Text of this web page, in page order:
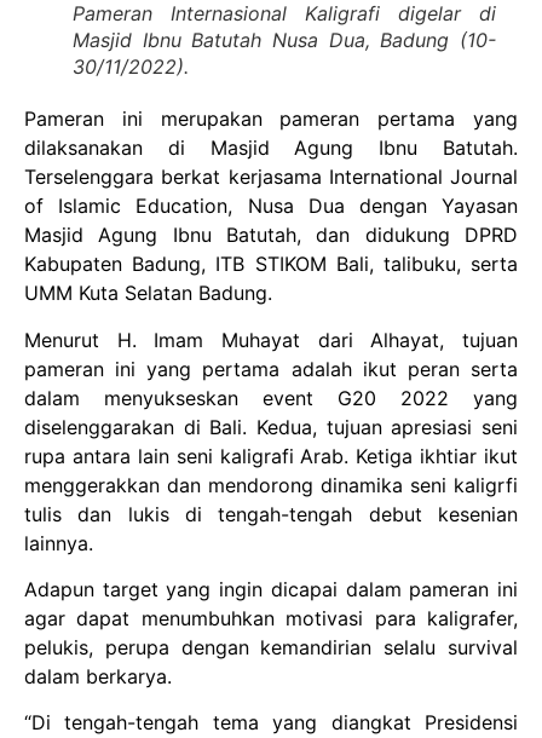
Pameran Internasional Kaligrafi digelar di
Masjid Ibnu Batutah Nusa Dua, Badung (10-
30/11/2022).
Pameran ini merupakan pameran pertama yang
dilaksanakan di Masjid Agung Ibnu Batutah.
Terselenggara berkat kerjasama International Journal
of Islamic Education, Nusa Dua dengan Yayasan
Masjid Agung Ibnu Batutah, dan didukung DPRD
Kabupaten Badung, ITB STIKOM Bali, talibuku, serta
UMM Kuta Selatan Badung.
Menurut H. Imam Muhayat dari Alhayat, tujuan
pameran ini yang pertama adalah ikut peran serta
dalam menyukseskan event G20 2022 yang
diselenggarakan di Bali. Kedua, tujuan apresiasi seni
rupa antara lain seni kaligrafi Arab. Ketiga ikhtiar ikut
menggerakkan dan mendorong dinamika seni kaligrfi
tulis dan lukis di tengah-tengah debut kesenian
lainnya.
Adapun target yang ingin dicapai dalam pameran ini
agar dapat menumbuhkan motivasi para kaligrafer,
pelukis, perupa dengan kemandirian selalu survival
dalam berkarya.
“Di tengah-tengah tema yang diangkat Presidensi